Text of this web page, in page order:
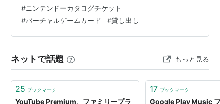
任天堂 Amazon ポケモンZAｪｪｪｪｪ わぁお、最新作ねジョ
ージ！ ﾝﾌｰﾌ、そうだろうナンシー。このジョージ・マケ
ドニア、流行にはビンカンだからね！(20…
#ニンテンドーカタログチケット
#バーチャルゲームカード #貸し出し
ネットで話題 もっと見る
25 ブックマーク
YouTube Premium、ファミリープラ
17 ブックマーク
Google Play Music